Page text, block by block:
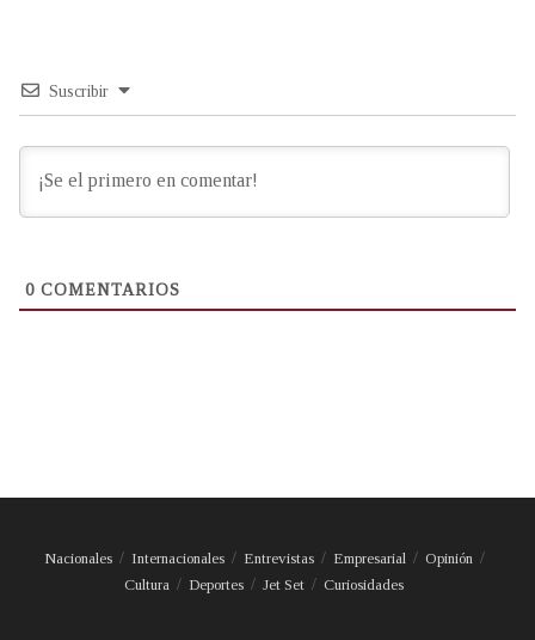
Suscribir
0 COMENTARIOS
Nacionales Internacionales Entrevistas Empresarial
Opinión
Cultura
Deportes Jet Set Curiosidades